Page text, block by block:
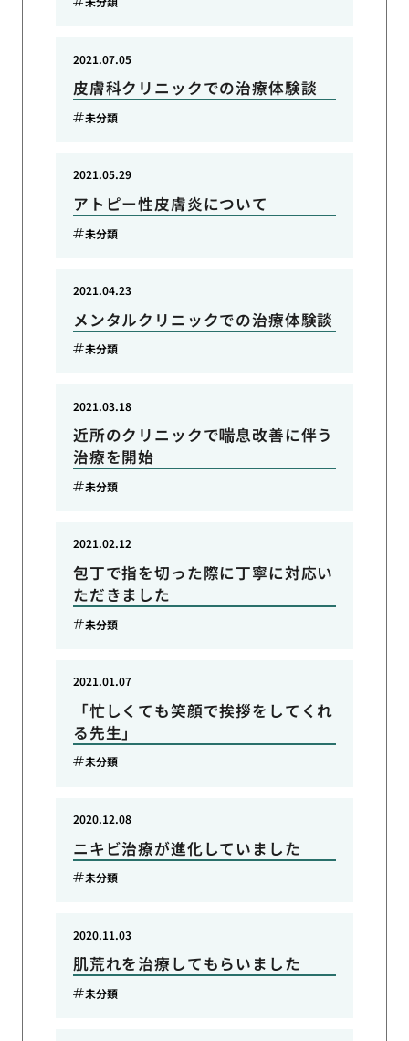
皮膚科クリニックでの治療体験談
2021.07.05
未分類
アトピー性皮膚炎について
2021.05.29
未分類
メンタルクリニックでの治療体験談
2021.04.23
未分類
近所のクリニックで喘息改善に伴う
治療を開始
2021.03.18
未分類
包丁で指を切った際に丁寧に対応い
ただきました
2021.02.12
未分類
「忙しくても笑顔で挨拶をしてくれ
る先生」
2021.01.07
未分類
ニキビ治療が進化していました
2020.12.08
未分類
肌荒れを治療してもらいました
2020.11.03
未分類